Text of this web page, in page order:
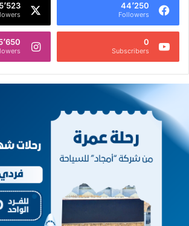
44٬250
Followers
0
Subscribers